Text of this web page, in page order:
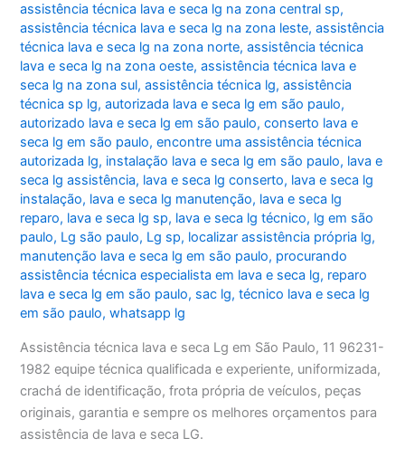
assistência técnica lava e seca lg na zona central sp,
assistência técnica lava e seca lg na zona leste,assistência
técnica lava e seca lg na zona norte,assistência técnica
lava e seca lg na zona oeste,assistência técnica lava e
seca lg na zona sul,assistência técnica lg,assistência
técnica sp lg,autorizada lava e seca lg em são paulo,
autorizado lava e seca lg em são paulo,conserto lava e
seca lg em são paulo,encontre uma assistência técnica
autorizada lg, instalação lava e seca lg em são paulo, lava e
seca lg assistência, lava e seca lg conserto, lava e seca lg
instalação, lava e seca lg manutenção, lava e seca lg
reparo, lava e seca lg sp, lava e seca lg técnico, lg em são
paulo, Lg são paulo, Lg sp, localizar assistência própria lg,
manutenção lava e seca lg em são paulo, procurando
assistência técnica especialista em lava e seca lg, reparo
lava e seca lg em são paulo, sac lg,técnico lava e seca lg
em são paulo,whatsapp lg
Assistência técnica lava e seca Lg em São Paulo, 11 96231-
1982 equipe técnica qualificada e experiente, uniformizada,
crachá de identificação, frota própria de veículos, peças
originais, garantia e sempre os melhores orçamentos para
assistência de lava e seca LG.